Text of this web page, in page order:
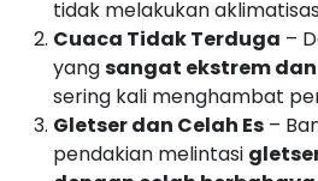
stamina, ketahanan,
teknis tinggiuntuk
Persiapan Mendaki
Karena tingkat kesulitan yang
membutuhkanpersiapan